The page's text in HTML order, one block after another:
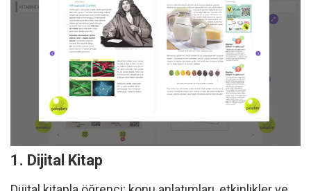
Vitamin Kitapları’nın Benzersiz Dijital Dünyası